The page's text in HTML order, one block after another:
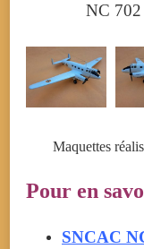
NC 702
Maquettes
Pour en
SNCAC